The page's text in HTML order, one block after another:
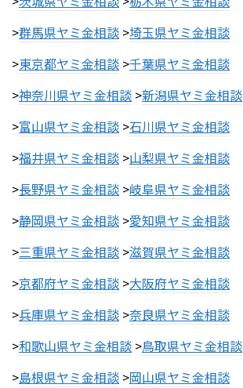
>群馬県ヤミ金相談 >埼玉県ヤミ金相談
>東京都ヤミ金相談 >千葉県ヤミ金相談
>神奈川県ヤミ金相談 >新潟県ヤミ金相談
>富山県ヤミ金相談 >石川県ヤミ金相談
>福井県ヤミ金相談 >山梨県ヤミ金相談
>長野県ヤミ金相談 >岐阜県ヤミ金相談
>静岡県ヤミ金相談 >愛知県ヤミ金相談
>三重県ヤミ金相談 >滋賀県ヤミ金相談
>京都府ヤミ金相談 >大阪府ヤミ金相談
>兵庫県ヤミ金相談 >奈良県ヤミ金相談
>和歌山県ヤミ金相談 >鳥取県ヤミ金相談
>島根県ヤミ金相談 >岡山県ヤミ金相談